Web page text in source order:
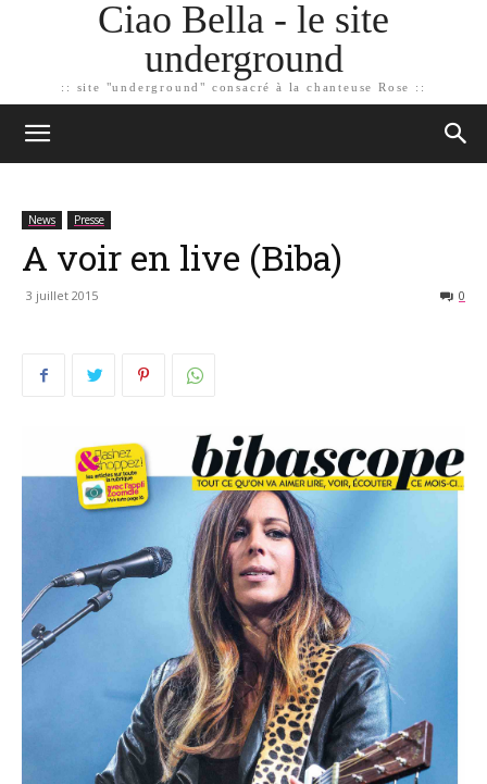
Ciao Bella - le site
underground
:: site "underground" consacré à la chanteuse Rose ::
News Presse
A voir en live (Biba)
3 juillet 2015 0